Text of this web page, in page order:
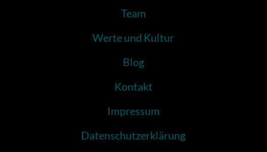
Team
Werte und Kultur
Blog
Kontakt
Impressum
Datenschutzerklärung